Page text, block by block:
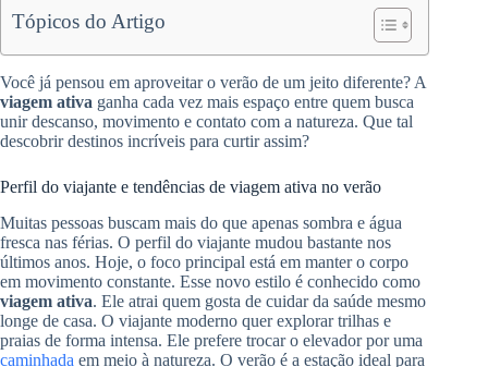
Tópicos do Artigo
Você já pensou em aproveitar o verão de um jeito diferente? A
viagem ativa ganha cada vez mais espaço entre quem busca
unir descanso, movimento e contato com a natureza. Que tal
descobrir destinos incríveis para curtir assim?
Perfil do viajante e tendências de viagem ativa no verão
Muitas pessoas buscam mais do que apenas sombra e água
fresca nas férias. O perfil do viajante mudou bastante nos
últimos anos. Hoje, o foco principal está em manter o corpo
em movimento constante. Esse novo estilo é conhecido como
viagem ativa. Ele atrai quem gosta de cuidar da saúde mesmo
longe de casa. O viajante moderno quer explorar trilhas e
praias de forma intensa. Ele prefere trocar o elevador por uma
caminhada em meio à natureza. O verão é a estação ideal para